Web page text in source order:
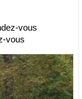
vous
vous